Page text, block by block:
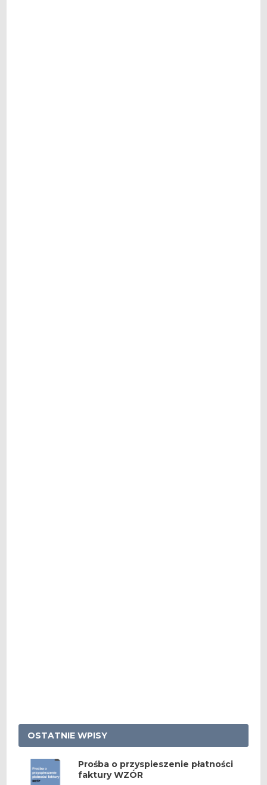
OSTATNIE WPISY
Prośba o przyspieszenie płatności
faktury WZÓR